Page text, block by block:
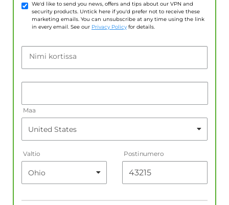
We'd like to send you news, offers and tips about our VPN and
security products. Untick here if you'd prefer not to receive these
marketing emails. You can unsubscribe at any time using the link
in every email. See our Privacy Policy for details.
Nimi kortissa
Maa
Valtio Postinumero